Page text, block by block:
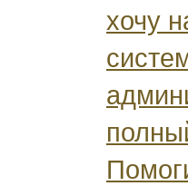
хочу